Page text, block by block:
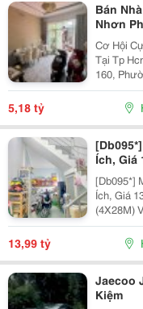
Bán
Nhơn
Sổ
Cơ Hội
Tại Tp
160,
Cũ). Vị Trí Nhà Nằm Trong Khu Dân Cư Ổn Định, Giao
Thông
5,18 tỷ
Ích, Giá
[Db095*]
Ích, Giá 13.X Tỷ Nhà 3T Mới Ở
(4X28M) Vuông Đẹp
6Phòng
Hệ Xem
13,99 tỷ
Jaecoo
Kiệm